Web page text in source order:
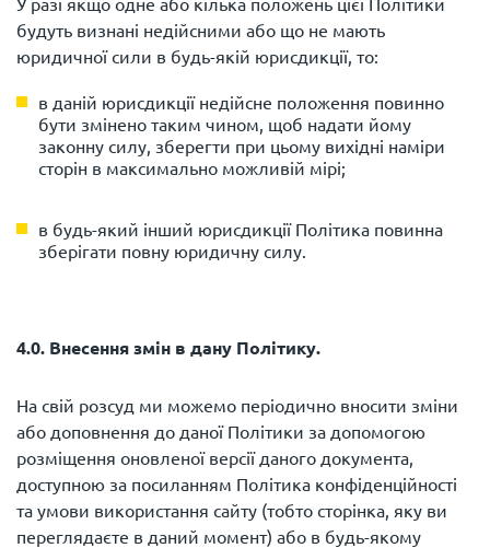
будуть визнані недійсними або що не мають
в даній юрисдикції недійсне положення повинно
бути змінено таким чином, щоб надати йому
законну силу, зберегти при цьому вихідні наміри
сторін в максимально можливій мірі;
в будь-який інший юрисдикції Політика повинна
зберігати повну юридичну силу.
4.0. Внесення змін в дану Політику.
На свій розсуд ми можемо періодично вносити зміни
або доповнення до даної Політики за допомогою
розміщення оновленої версії даного документа,
доступною за посиланням Політика конфіденційності
та умови використання сайту (тобто сторінка, яку ви
переглядаєте в даний момент) або в будь-якому